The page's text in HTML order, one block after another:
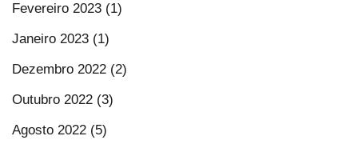
Fevereiro 2023 (1)
Janeiro 2023 (1)
Dezembro 2022 (2)
Outubro 2022 (3)
Agosto 2022 (5)